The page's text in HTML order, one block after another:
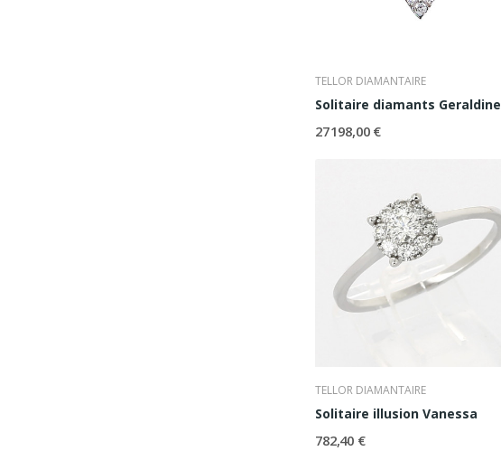
TELLOR DIAMANTAIRE
Solitaire diamants Geraldine
27 198,00 €
TELLOR DIAMANTAIRE
Solitaire illusion Vanessa
782,40 €